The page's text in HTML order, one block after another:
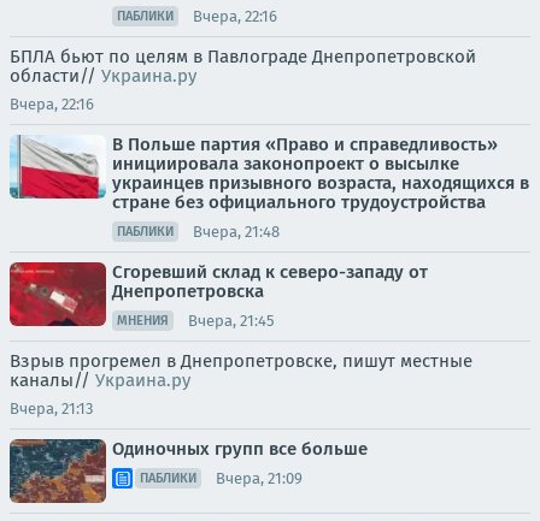
ПАБЛИКИ Вчера, 22:16
БПЛА бьют по целям в Павлограде Днепропетровской
области// Украина.ру
Вчера, 22:16
В Польше партия «Право и справедливость»
инициировала законопроект о высылке
украинцев призывного возраста, находящихся в
стране без официального трудоустройства
ПАБЛИКИ Вчера, 21:48
Сгоревший склад к северо-западу от
Днепропетровска
МНЕНИЯ Вчера, 21:45
Взрыв прогремел в Днепропетровске, пишут местные
каналы// Украина.ру
Вчера, 21:13
Одиночных групп все больше
ПАБЛИКИ Вчера, 21:09